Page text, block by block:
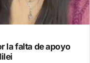
la falta de apoyo